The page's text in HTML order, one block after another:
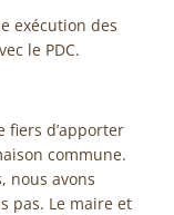
exécution des
le PDC.
fiers d’apporter
commune.
nous avons
pas. Le maire et